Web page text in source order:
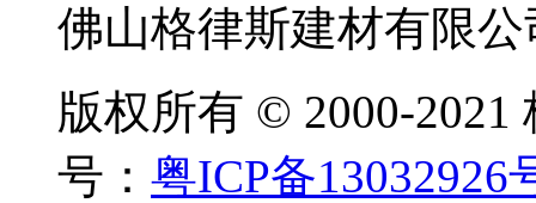
佛山格律斯建材有限公
版权所有 © 2000-
号： 粤ICP备13032926